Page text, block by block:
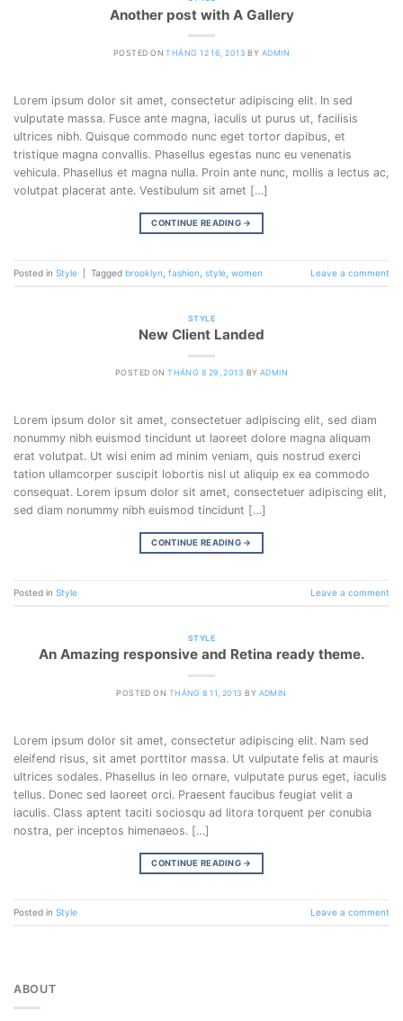
Another post with A Gallery
POSTED ONTHÁNG 12 16, 2013 BY ADMIN
Lorem ipsum dolor sit amet, consectetur adipiscing elit. In sed
vulputate massa. Fusce ante magna, iaculis ut purus ut, facilisis
ultrices nibh. Quisque commodo nunc eget tortor dapibus, et
tristique magna convallis. Phasellus egestas nunc eu venenatis
vehicula. Phasellus et magna nulla. Proin ante nunc, mollis a lectus ac,
volutpat placerat ante. Vestibulum sit amet […]
CONTINUE READING →
Posted in Style Tagged brooklyn fashion style women Leave a comment
STYLE
New Client Landed
POSTED ONTHÁNG 8 29, 2013 BYADMIN
Lorem ipsum dolor sit amet, consectetuer adipiscing elit, sed diam
nonummy nibh euismod tincidunt ut laoreet dolore magna aliquam
erat volutpat. Ut wisi enim ad minim veniam, quis nostrud exerci
tation ullamcorper suscipit lobortis nisl ut aliquip ex ea commodo
consequat. Lorem ipsum dolor sit amet, consectetuer adipiscing elit,
sed diam nonummy nibh euismod tincidunt […]
CONTINUE READING →
Posted in Style Leave a comment
STYLE
An Amazing responsive and Retina ready theme.
POSTED ON THÁNG 8 11, 2013 BY ADMIN
Lorem ipsum dolor sit amet, consectetur adipiscing elit. Nam sed
eleifend risus, sit amet porttitor massa. Ut vulputate felis at mauris
ultrices sodales. Phasellus in leo ornare, vulputate purus eget, iaculis
tellus. Donec sed laoreet orci. Praesent faucibus feugiat velit a
iaculis. Class aptent taciti sociosqu ad litora torquent per conubia
nostra, per inceptos himenaeos. […]
CONTINUE READING →
Posted in Style Leave a comment
ABOUT